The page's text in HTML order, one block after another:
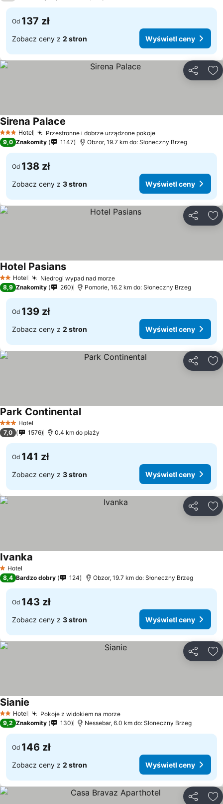
Od 137 zł
Zobacz ceny z 2 stron Wyświetl ceny
3 Kategoria
Hotel Przestronne i dobrze urządzone pokoje
Sirena Palace
9,0 Znakomity 1147 Obzor, 19.7 km do: Słoneczny Brzeg
Od 138 zł
Zobacz ceny z 3 stron Wyświetl ceny
2 Kategoria
Hotel Niedrogi wypad nad morze
Hotel Pasians
8,9 Znakomity 260 Pomorie, 16.2 km do: Słoneczny Brzeg
Od 139 zł
Zobacz ceny z 2 stron Wyświetl ceny
3 Kategoria
Hotel
Park Continental
7,0 1576 0.4 km do plaży
Od 141 zł
Zobacz ceny z 3 stron Wyświetl ceny
1 Kategoria
Hotel
Ivanka
8,4 Bardzo dobry 124 Obzor, 19.7 km do: Słoneczny Brzeg
Od 143 zł
Zobacz ceny z 3 stron Wyświetl ceny
2 Kategoria
Hotel Pokoje z widokiem na morze
Sianie
9,2 Znakomity 130 Nessebar, 6.0 km do: Słoneczny Brzeg
Od 146 zł
Zobacz ceny z 2 stron Wyświetl ceny